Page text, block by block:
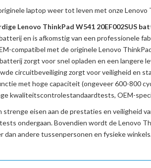
laptop weer tot leven met onzeLenovo
Lenovo ThinkPad W541 20EF002SUS
en is afkomstig van een professionele
compatibel met deoriginele Lenovo
zorgt voor snel opladen en een langere
circuitbeveiliging zorgt voor veiligheid en
met hoge capaciteit (ongeveer 600-800
kwaliteitscontrolestandaardtests, OEM-
strenge eisen aan de prestaties en veiligheid
ondergaan. Bovendien wordt deLenovo
dan andere tussenpersonen en fysieke